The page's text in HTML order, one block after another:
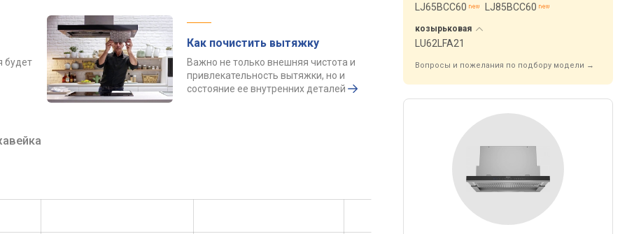
будет
Как почистить вытяжку
Важно не только внешняя чистота и
привлекательность вытяжки, но и
состояние ее внутренних деталей
LJ65BCC60 LJ85BCC60
козырьковая
LU62LFA21
Вопросы и пожелания по подбору модели →